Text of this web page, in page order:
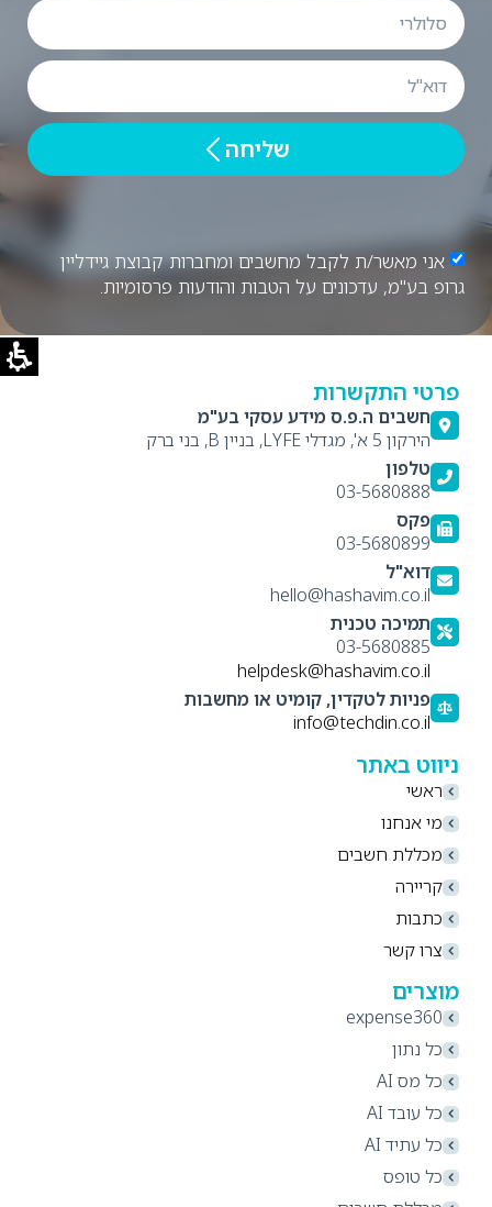
אני מאשר/ת לקבל מחשבים ומחברות קבוצת גיידליין
גרופ בע"מ, עדכונים על הטבות והודעות פרסומיות.
שליחה
ניווט באתר
ראשי
מי אנחנו
מכללת חשבים
קריירה
כתבות
צרו קשר
מוצרים
expense360
כל נתון
כל מס AI
כל עובד AI
כל עתיד AI
כל טופס
פרטי התקשרות
חשבים ה.פ.ס מידע עסקי בע"מ
הירקון 5 א', מגדלי LYFE, בניין B, בני ברק
טלפון
03-5680888
פקס
03-5680899
דוא"ל
hello@hashavim.co.il
תמיכה טכנית
03-5680885
helpdesk@hashavim.co.il
פניות לטקדין, קומיט או מחשבות
info@techdin.co.il